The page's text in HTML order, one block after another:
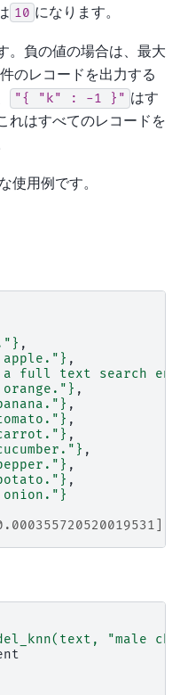
10 になります。
。負の値の場合は、最大
件のレコードを出力する
"{ "k" : -1 }" はす
れはすべてのレコードを
使用例です。
}
}
a full text search
}
}
}
}
}
}
}
}